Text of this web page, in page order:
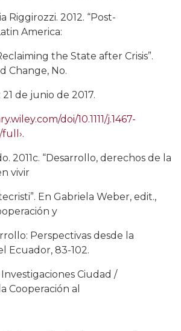
Riggirozzi. 2012. “Post-
America:
the State after Crisis”.
Change, No.
21 de junio de 2017.
doi/10.1111/j.1467-
full›.
2011c. “Desarrollo, derechos de la
vivir
En Gabriela Weber, edit.,
y
Perspectivas desde la
Ecuador, 83-102.
Ciudad /
Cooperación al